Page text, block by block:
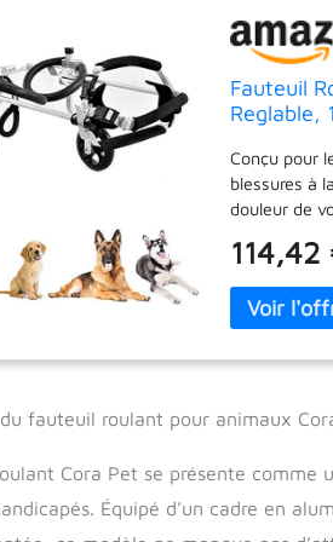
Fauteuil
Reglable,
Conçu pour
blessures à
douleur de
animal de
ajustement.
compagnie
avec lui et
fauteuil
roulant est
notre
presque
faciles √
114,42
fauteuil roulant pour animaux
Cora Pet se présente comme
Équipé d’un cadre en